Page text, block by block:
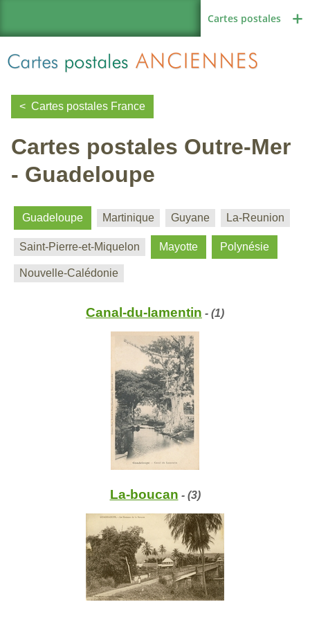
Cartes postales
Région de France
Autres pays
Cartes postales France
Cartes postales Outre-Mer
- Guadeloupe
Guadeloupe Martinique Guyane La-Reunion
Saint-Pierre-et-Miquelon Mayotte Polynésie
Nouvelle-Calédonie
Canal-du-lamentin - (1)
La-boucan - (3)